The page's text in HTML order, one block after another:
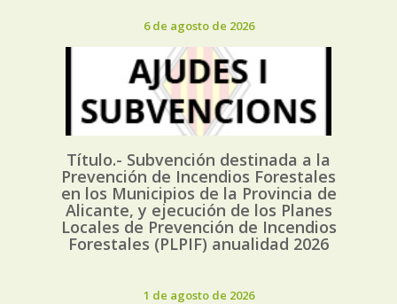
6 de agosto de 2026
Título.- Subvención destinada a la
Prevención de Incendios Forestales
en los Municipios de la Provincia de
Alicante, y ejecución de los Planes
Locales de Prevención de Incendios
Forestales (PLPIF) anualidad 2026
1 de agosto de 2026